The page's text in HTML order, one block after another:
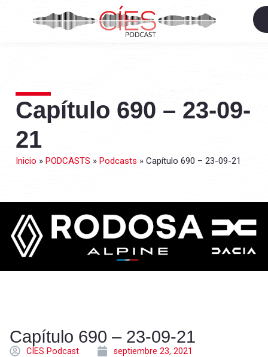
Capítulo 690 – 23-09-
21
Inicio » PODCASTS » Podcasts » Capítulo 690 – 23-09-21
Capítulo 690 – 23-09-21
CÍES Podcast septiembre 23, 2021